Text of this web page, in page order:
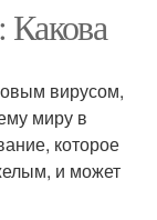
вирусом,
миру в
которое
и может